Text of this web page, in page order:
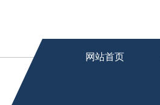
网站首页